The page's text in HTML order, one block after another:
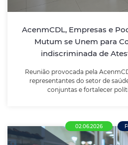
AcenmCDL, Empresas e
Mutum se Unem para
indiscriminada de
Reunião provocada pela
representantes do setor de
conjuntas e fortalecer
buscar soluções conjuntas e
controle.
LEIA MAIS
02.06.2026